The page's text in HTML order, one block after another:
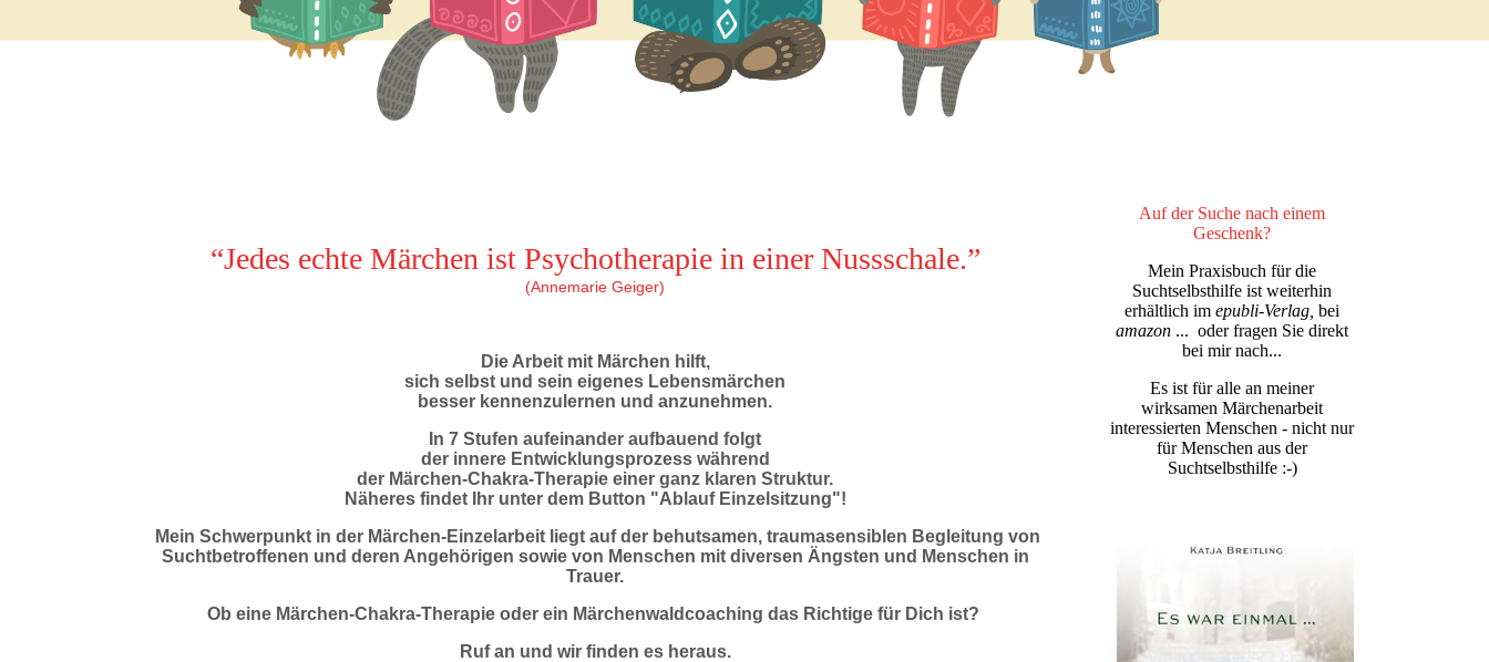
“Jedes echte Märchen ist Psychotherapie in einer Nussschale.”
(Annemarie Geiger)
Die Arbeit mit Märchen hilft,
sich selbst und sein eigenes Lebensmärchen
besser kennenzulernen und anzunehmen.
In 7 Stufen aufeinander aufbauend folgt
der innere Entwicklungsprozess während
der Märchen-Chakra-Therapie einer ganz klaren Struktur.
Näheres findet Ihr unter dem Button "Ablauf Einzelsitzung"!
Mein Schwerpunkt in der Märchen-Einzelarbeit liegt auf der behutsamen, traumasensiblen Begleitung von
Suchtbetroffenen und deren Angehörigen sowie von Menschen mit diversen Ängsten und Menschen in
Trauer.
Ob eine Märchen-Chakra-Therapie oder ein Märchenwaldcoaching das Richtige für Dich ist?
Ruf an und wir finden es heraus.
Auf der Suche nach einem
Geschenk?
Mein Praxisbuch für die
Suchtselbsthilfe ist weiterhin
erhältlich im epubli-Verlag, bei
amazon ... oder fragen Sie direkt
bei mir nach...
Es ist für alle an meiner
wirksamen Märchenarbeit
interessierten Menschen - nicht nur
für Menschen aus der
Suchtselbsthilfe :-)